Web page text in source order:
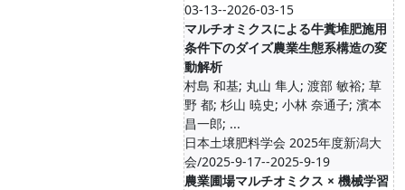
03-13--2026-03-15
マルチオミクスによる牛糞堆肥施用
条件下のダイズ農業生態系構造の変
動解析
村島 和基; 丸山 隼人; 渡部 敏裕; 草
野 都; 杉山 暁史; 小林 奈通子; 濱本
昌一郎; ...
日本土壌肥料学会 2025年度新潟大
会/2025-9-17--2025-9-19
農業圃場マルチオミクス × 機械学習